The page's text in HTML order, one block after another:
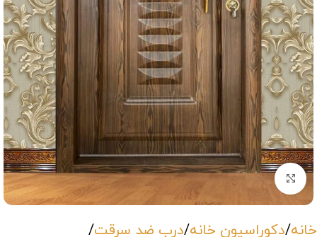
بزرگنمایی تصویر
خانه دکوراسیون خانه درب ضد سرقت